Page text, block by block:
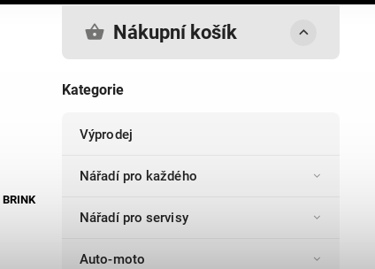
Nákupní košík
Kategorie
Výprodej
Nářadí pro každého
Nářadí pro servisy
Auto-moto
BRINK